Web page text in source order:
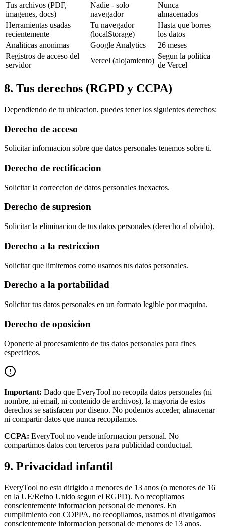
Tus archivos (PDF,
imagenes, docs)
Nadie - solo
navegador
Nunca
almacenados
Herramientas usadas
recientemente
Tu navegador
(localStorage)
Hasta que borres
los datos
Analiticas anonimas
Google Analytics
26 meses
Registros de acceso del
servidor
Vercel (alojamiento)
Segun la politica
de Vercel
8. Tus derechos (RGPD y CCPA)
Dependiendo de tu ubicacion, puedes tener los siguientes derechos:
Derecho de acceso
Solicitar informacion sobre que datos personales tenemos sobre ti.
Derecho de rectificacion
Solicitar la correccion de datos personales inexactos.
Derecho de supresion
Solicitar la eliminacion de tus datos personales (derecho al olvido).
Derecho a la restriccion
Solicitar que limitemos como usamos tus datos personales.
Derecho a la portabilidad
Solicitar tus datos personales en un formato legible por maquina.
Derecho de oposicion
Oponerte al procesamiento de tus datos personales para fines
especificos.
Important: Dado que EveryTool no recopila datos personales (ni
nombre, ni email, ni contenido de archivos), la mayoria de estos
derechos se satisfacen por diseno. No podemos acceder, almacenar
ni compartir datos que nunca recopilamos.
CCPA: EveryTool no vende informacion personal. No
compartimos datos con terceros para publicidad conductual.
9. Privacidad infantil
EveryTool no esta dirigido a menores de 13 anos (o menores de 16
en la UE/Reino Unido segun el RGPD). No recopilamos
conscientemente informacion personal de menores. En
cumplimiento con COPPA, no recopilamos, usamos ni divulgamos
conscientemente informacion personal de menores de 13 anos.